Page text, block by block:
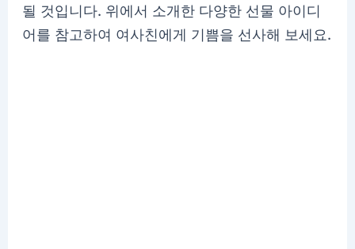
될 것입니다. 위에서 소개한 다양한 선물 아이디
어를 참고하여 여사친에게 기쁨을 선사해 보세요.